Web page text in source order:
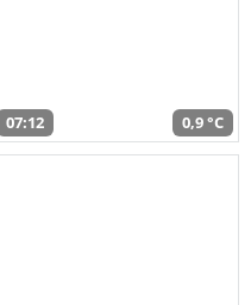
07:12 0,9 °C